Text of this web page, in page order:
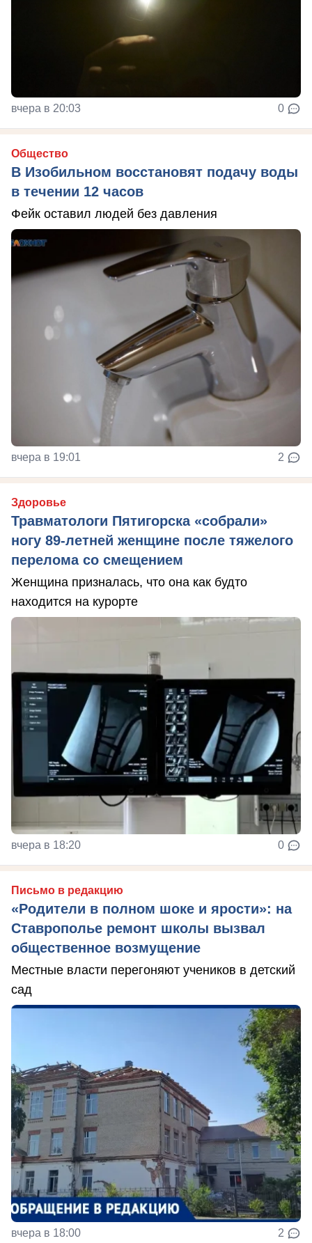
вчера в 20:03 0
Общество
В Изобильном восстановят подачу воды
в течении 12 часов
Фейк оставил людей без давления
вчера в 19:01 2
Здоровье
Травматологи Пятигорска «собрали»
ногу 89-летней женщине после тяжелого
перелома со смещением
Женщина призналась, что она как будто
находится на курорте
вчера в 18:20 0
Письмо в редакцию
«Родители в полном шоке и ярости»: на
Ставрополье ремонт школы вызвал
общественное возмущение
Местные власти перегоняют учеников в детский
сад
вчера в 18:00 2